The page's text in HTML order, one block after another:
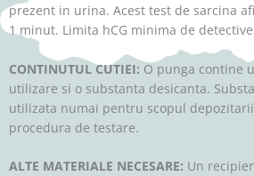
prezent in urina. Acest test de sarcina
1 minut. Limita hCG minima de
CONTINUTUL CUTIEI: O punga contine
utilizare si o substanta desicanta.
utilizata numai pentru scopul
procedura de testare.
ALTE MATERIALE NECESARE: Un